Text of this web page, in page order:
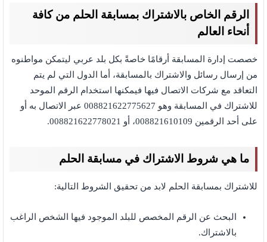
الرقم الخاص بالاشتراك بمسابقة الحلم من كافة
أنحاء العالم
خصصت إدارة المسابقة أرقامًا خاصةً بكل بلد عربي ليتمكن مواطنوه
من إرسال رسائل والاشتراك بالمسابقة، أما الدول التي لم يتم
التعاقد مع شركات الاتصال فيها فيمكنها استخدام الرقم الموحد
للاشتراك في المسابقة وهو 008821622775627 عبر الاتصال به أو
على أحد الرقمين 008821610109، أو 008821622778021.
ما هي شروط الاشتراك في مسابقة الحلم
للاشتراك بمسابقة الحلم لابد من تحقيق الشروط التالية:
البحث عن الرقم المخصص للبلد الموجود فيها الشخص الراغب
بالاشتراك.